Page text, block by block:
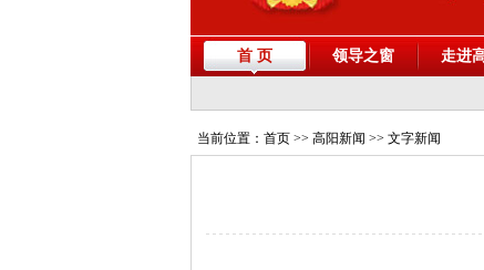
首 页 领导之窗 走进
当前位置： 首页 >> 高阳新闻 >> 文字新闻